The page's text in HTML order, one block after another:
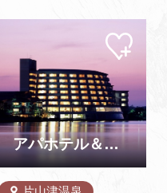
でゆったりと疲れを癒して
ください。片山津温泉周辺
、柴山潟を中心に自然に
ふれ、観光地もたくさん
点在しています。サイクリ
グやゴル…
アパホテル＆リゾート 加賀片山津温泉 佳水郷
マイ
ペー
追加